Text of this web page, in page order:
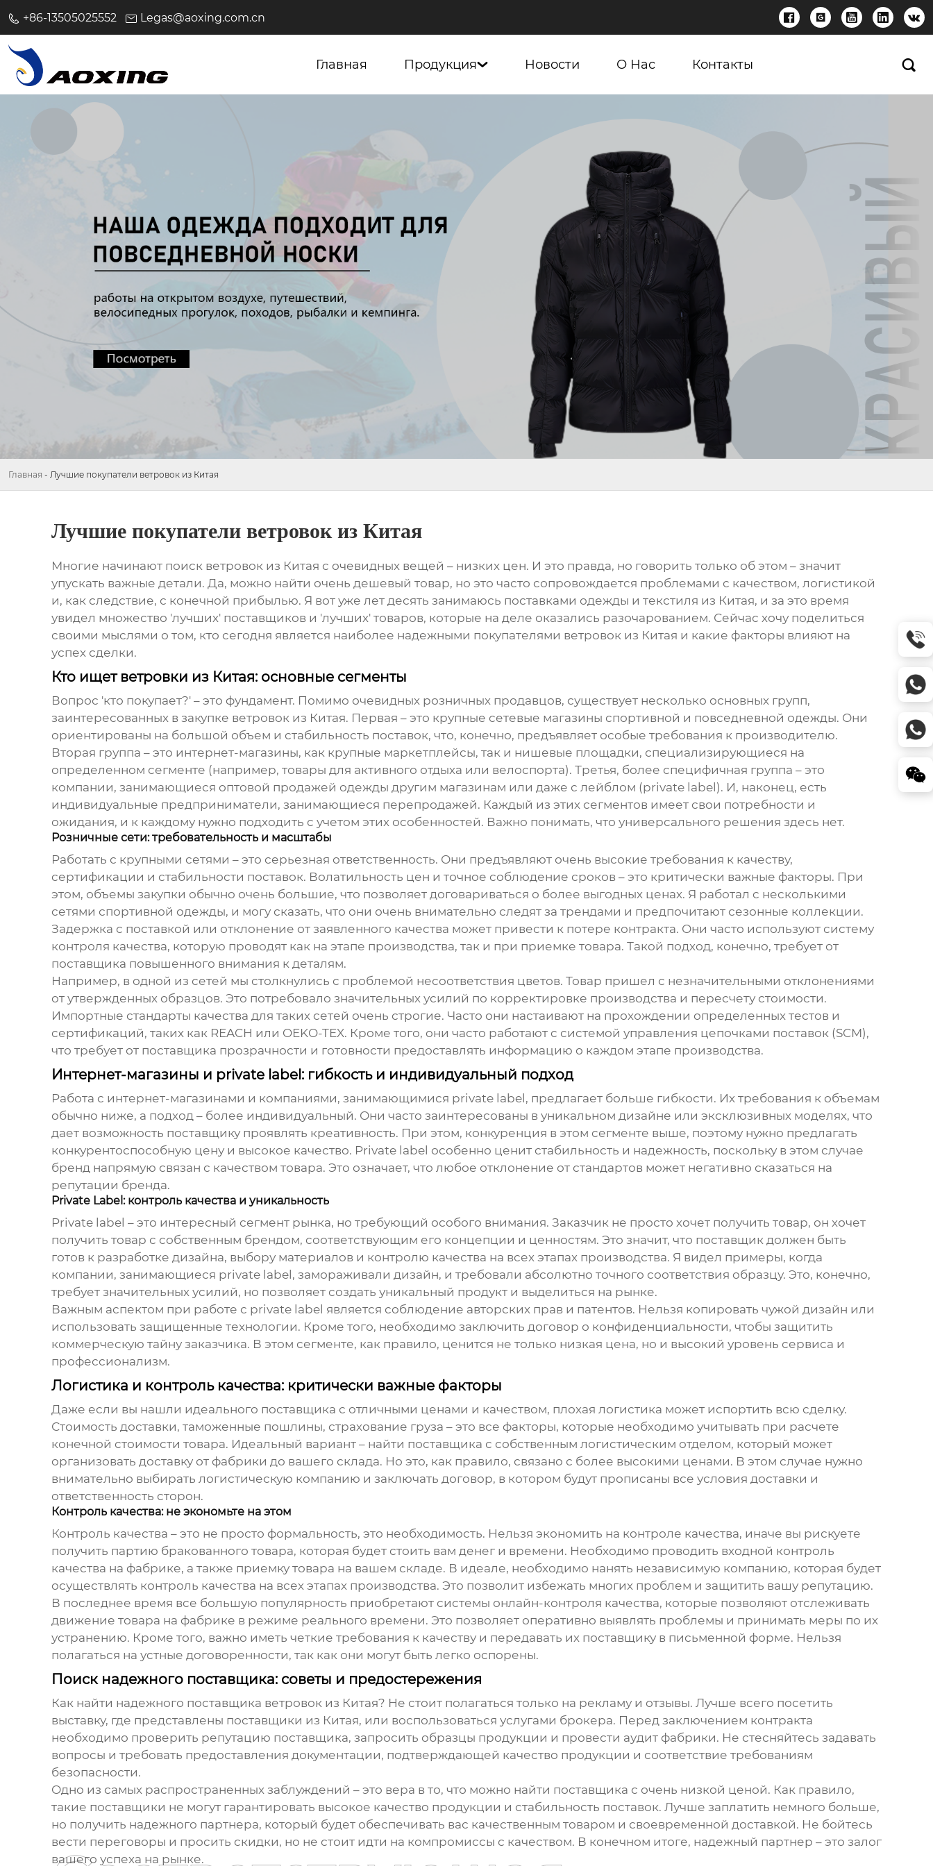
+86-13505025552 Legas@aoxing.com.cn     
Главная Продукция Новости О Нас Контакты 
Главная - Лучшие покупатели ветровок из Китая
Лучшие покупатели ветровок из Китая
Многие начинают поиск ветровок из Китая с очевидных вещей – низких цен. И это правда, но говорить только об этом – значит
упускать важные детали. Да, можно найти очень дешевый товар, но это часто сопровождается проблемами с качеством, логистикой
и, как следствие, с конечной прибылью. Я вот уже лет десять занимаюсь поставками одежды и текстиля из Китая, и за это время
увидел множество 'лучших' поставщиков и 'лучших' товаров, которые на деле оказались разочарованием. Сейчас хочу поделиться
своими мыслями о том, кто сегодня является наиболее надежными покупателями ветровок из Китая и какие факторы влияют на
успех сделки.
Кто ищет ветровки из Китая: основные сегменты
Вопрос 'кто покупает?' – это фундамент. Помимо очевидных розничных продавцов, существует несколько основных групп,
заинтересованных в закупке ветровок из Китая. Первая – это крупные сетевые магазины спортивной и повседневной одежды. Они
ориентированы на большой объем и стабильность поставок, что, конечно, предъявляет особые требования к производителю.
Вторая группа – это интернет-магазины, как крупные маркетплейсы, так и нишевые площадки, специализирующиеся на
определенном сегменте (например, товары для активного отдыха или велоспорта). Третья, более специфичная группа – это
компании, занимающиеся оптовой продажей одежды другим магазинам или даже с лейблом (private label). И, наконец, есть
индивидуальные предприниматели, занимающиеся перепродажей. Каждый из этих сегментов имеет свои потребности и
ожидания, и к каждому нужно подходить с учетом этих особенностей. Важно понимать, что универсального решения здесь нет.
Розничные сети: требовательность и масштабы
Работать с крупными сетями – это серьезная ответственность. Они предъявляют очень высокие требования к качеству,
сертификации и стабильности поставок. Волатильность цен и точное соблюдение сроков – это критически важные факторы. При
этом, объемы закупки обычно очень большие, что позволяет договариваться о более выгодных ценах. Я работал с несколькими
сетями спортивной одежды, и могу сказать, что они очень внимательно следят за трендами и предпочитают сезонные коллекции.
Задержка с поставкой или отклонение от заявленного качества может привести к потере контракта. Они часто используют систему
контроля качества, которую проводят как на этапе производства, так и при приемке товара. Такой подход, конечно, требует от
поставщика повышенного внимания к деталям.
Например, в одной из сетей мы столкнулись с проблемой несоответствия цветов. Товар пришел с незначительными отклонениями
от утвержденных образцов. Это потребовало значительных усилий по корректировке производства и пересчету стоимости.
Импортные стандарты качества для таких сетей очень строгие. Часто они настаивают на прохождении определенных тестов и
сертификаций, таких как REACH или OEKO-TEX. Кроме того, они часто работают с системой управления цепочками поставок (SCM),
что требует от поставщика прозрачности и готовности предоставлять информацию о каждом этапе производства.
Интернет-магазины и private label: гибкость и индивидуальный подход
Работа с интернет-магазинами и компаниями, занимающимися private label, предлагает больше гибкости. Их требования к объемам
обычно ниже, а подход – более индивидуальный. Они часто заинтересованы в уникальном дизайне или эксклюзивных моделях, что
дает возможность поставщику проявлять креативность. При этом, конкуренция в этом сегменте выше, поэтому нужно предлагать
конкурентоспособную цену и высокое качество. Private label особенно ценит стабильность и надежность, поскольку в этом случае
бренд напрямую связан с качеством товара. Это означает, что любое отклонение от стандартов может негативно сказаться на
репутации бренда.
Private Label: контроль качества и уникальность
Private label – это интересный сегмент рынка, но требующий особого внимания. Заказчик не просто хочет получить товар, он хочет
получить товар с собственным брендом, соответствующим его концепции и ценностям. Это значит, что поставщик должен быть
готов к разработке дизайна, выбору материалов и контролю качества на всех этапах производства. Я видел примеры, когда
компании, занимающиеся private label, замораживали дизайн, и требовали абсолютно точного соответствия образцу. Это, конечно,
требует значительных усилий, но позволяет создать уникальный продукт и выделиться на рынке.
Важным аспектом при работе с private label является соблюдение авторских прав и патентов. Нельзя копировать чужой дизайн или
использовать защищенные технологии. Кроме того, необходимо заключить договор о конфиденциальности, чтобы защитить
коммерческую тайну заказчика. В этом сегменте, как правило, ценится не только низкая цена, но и высокий уровень сервиса и
профессионализм.
Логистика и контроль качества: критически важные факторы
Даже если вы нашли идеального поставщика с отличными ценами и качеством, плохая логистика может испортить всю сделку.
Стоимость доставки, таможенные пошлины, страхование груза – это все факторы, которые необходимо учитывать при расчете
конечной стоимости товара. Идеальный вариант – найти поставщика с собственным логистическим отделом, который может
организовать доставку от фабрики до вашего склада. Но это, как правило, связано с более высокими ценами. В этом случае нужно
внимательно выбирать логистическую компанию и заключать договор, в котором будут прописаны все условия доставки и
ответственность сторон.
Контроль качества: не экономьте на этом
Контроль качества – это не просто формальность, это необходимость. Нельзя экономить на контроле качества, иначе вы рискуете
получить партию бракованного товара, которая будет стоить вам денег и времени. Необходимо проводить входной контроль
качества на фабрике, а также приемку товара на вашем складе. В идеале, необходимо нанять независимую компанию, которая будет
осуществлять контроль качества на всех этапах производства. Это позволит избежать многих проблем и защитить вашу репутацию.
В последнее время все большую популярность приобретают системы онлайн-контроля качества, которые позволяют отслеживать
движение товара на фабрике в режиме реального времени. Это позволяет оперативно выявлять проблемы и принимать меры по их
устранению. Кроме того, важно иметь четкие требования к качеству и передавать их поставщику в письменной форме. Нельзя
полагаться на устные договоренности, так как они могут быть легко оспорены.
Поиск надежного поставщика: советы и предостережения
Как найти надежного поставщика ветровок из Китая? Не стоит полагаться только на рекламу и отзывы. Лучше всего посетить
выставку, где представлены поставщики из Китая, или воспользоваться услугами брокера. Перед заключением контракта
необходимо проверить репутацию поставщика, запросить образцы продукции и провести аудит фабрики. Не стесняйтесь задавать
вопросы и требовать предоставления документации, подтверждающей качество продукции и соответствие требованиям
безопасности.
Одно из самых распространенных заблуждений – это вера в то, что можно найти поставщика с очень низкой ценой. Как правило,
такие поставщики не могут гарантировать высокое качество продукции и стабильность поставок. Лучше заплатить немного больше,
но получить надежного партнера, который будет обеспечивать вас качественным товаром и своевременной доставкой. Не бойтесь
вести переговоры и просить скидки, но не стоит идти на компромиссы с качеством. В конечном итоге, надежный партнер – это залог
вашего успеха на рынке.